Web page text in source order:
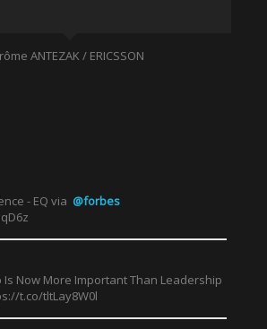
ANTEZAK / ERICSSON
- EQ via @forbes
Now More Important Than Leadership
t.co/tltLay8W0l